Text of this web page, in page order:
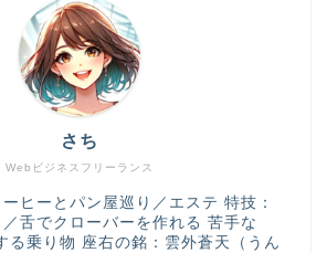
Webビジネスフリーランス
さち
ヒーとパン屋巡り／エステ 特技：
舌でクローバーを作れる 苦手な
る乗り物 座右の銘：雲外蒼天（うん